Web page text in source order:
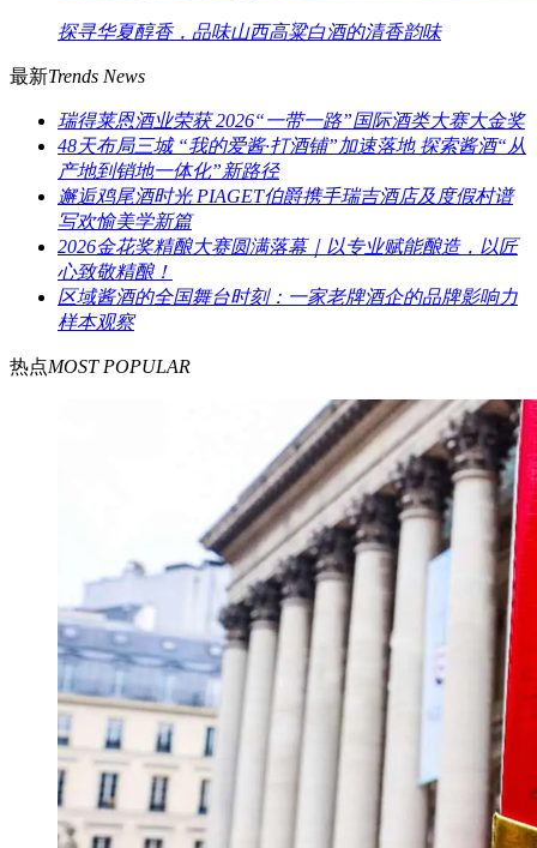
探寻华夏醇香，品味山西高粱白酒的清香韵味
最新Trends News
瑞得莱恩酒业荣获 2026“一带一路”国际酒类大赛大金奖
48天布局三城 “我的爱酱·打酒铺”加速落地 探索酱酒“从
产地到销地一体化”新路径
邂逅鸡尾酒时光 PIAGET伯爵携手瑞吉酒店及度假村谱
写欢愉美学新篇
2026金花奖精酿大赛圆满落幕｜以专业赋能酿造，以匠
心致敬精酿！
区域酱酒的全国舞台时刻：一家老牌酒企的品牌影响力
样本观察
热点MOST POPULAR